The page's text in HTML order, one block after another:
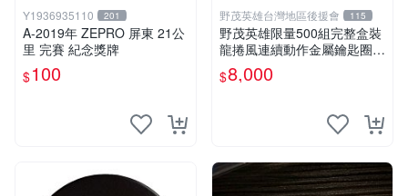
Y1936935110 201
A-2019年 ZEPRO 屏東 21公
里 完賽 紀念獎牌
$100
野茂英雄台灣地區後援會 115
野茂英雄限量500組完整盒裝
龍捲風連續動作金屬鑰匙圈立
架
$8,000